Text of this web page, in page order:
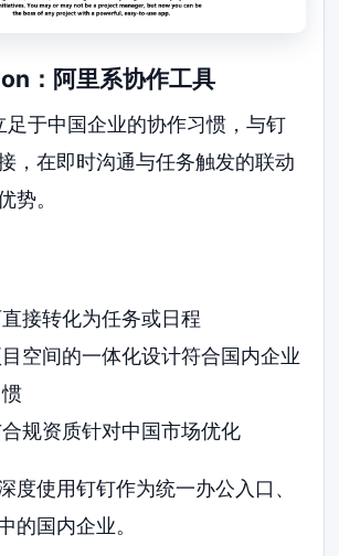
：阿里系协作工具
于中国企业的协作习惯，与钉
，在即时沟通与任务触发的联动
势。
接转化为任务或日程
空间的一体化设计符合国内企业
规资质针对中国市场优化
度使用钉钉作为统一办公入口、
的国内企业。